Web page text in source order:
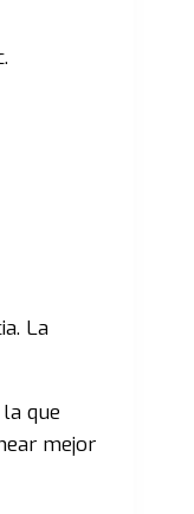
La
que
mejor